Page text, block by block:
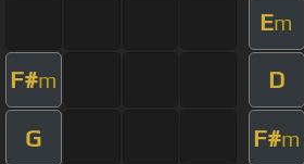
Em
F#m D
G F#m